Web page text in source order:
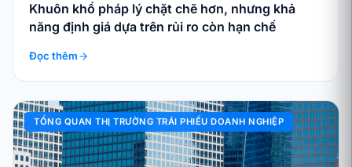
Khuôn khổ pháp lý chặt chẽ hơn, nhưng khả
năng định giá dựa trên rủi ro còn hạn chế
Đọc thêm
TỔNG QUAN THỊ TRƯỜNG TRÁI PHIẾU DOANH NGHIỆP